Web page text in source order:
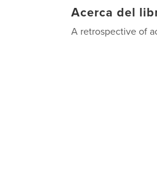
Acerca del
A retrospective of